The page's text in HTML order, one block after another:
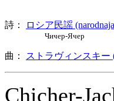
詩： ロシア民謡
Чичер-Ячер
曲： ストラヴィンスキー
Chicher-